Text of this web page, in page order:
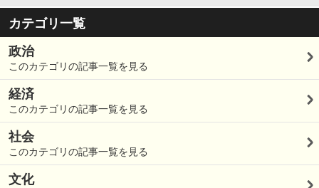
カテゴリ一覧
政治
このカテゴリの記事一覧を見る
経済
このカテゴリの記事一覧を見る
社会
このカテゴリの記事一覧を見る
文化